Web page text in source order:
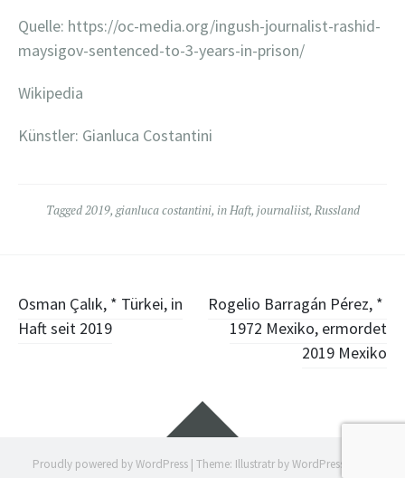
Quelle: https://oc-media.org/ingush-journalist-rashid-
maysigov-sentenced-to-3-years-in-prison/
Wikipedia
Künstler: Gianluca Costantini
Tagged2019, gianluca costantini, in Haft, journaliist, Russland
Post
navigation
Osman Çalık, * Türkei, in
Haft seit 2019
Rogelio Barragán Pérez, *
1972 Mexiko, ermordet
2019 Mexiko
Widgets
Proudly powered by WordPress | Theme: Illustratr byWordPress.com